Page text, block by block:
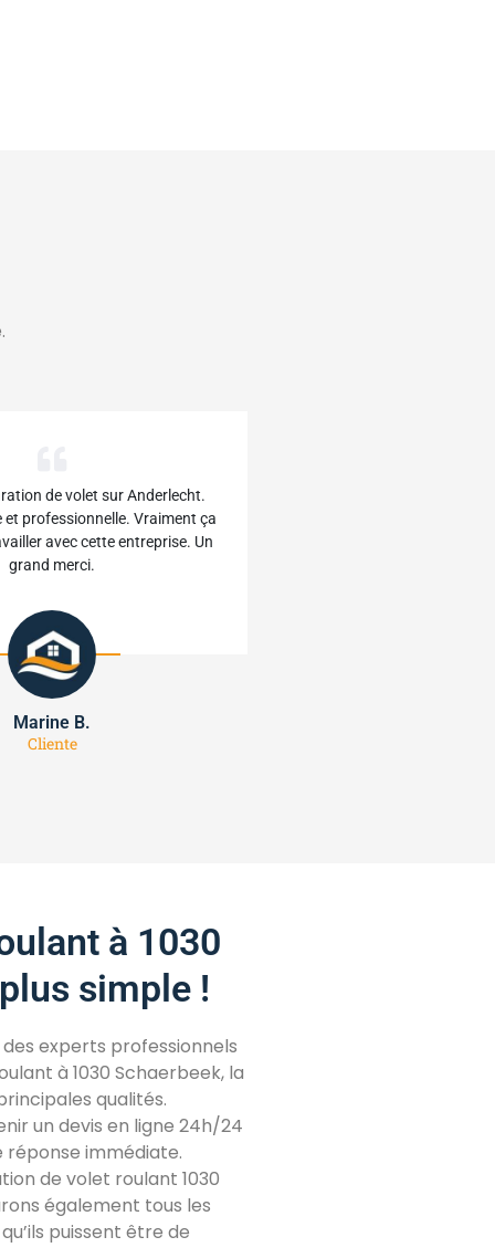
de volet sur Anderlecht.
et professionnelle. Vraiment ça
avec cette entreprise. Un
grand merci.
Marine B.
Cliente
à 1030
simple !
experts professionnels
à 1030 Schaerbeek, la
qualités.
un devis en ligne 24h/24
immédiate.
de volet roulant 1030
également tous les
puissent être de